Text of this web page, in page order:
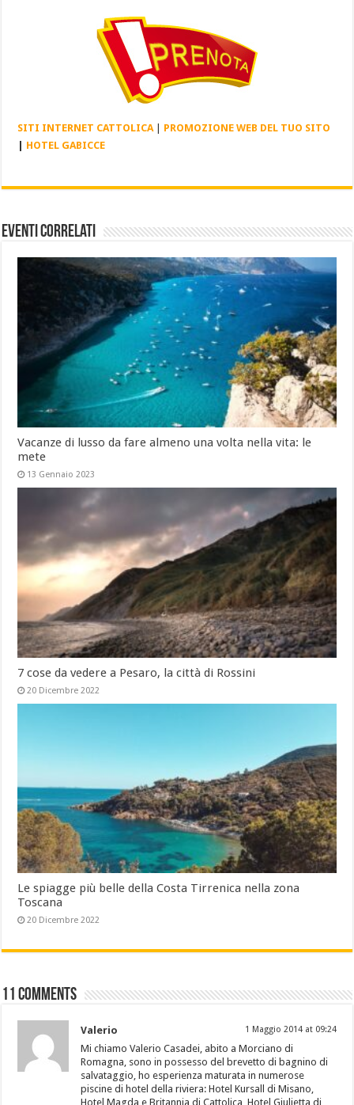
SITI INTERNET CATTOLICA| PROMOZIONE WEB DEL TUO SITO
HOTEL GABICCE
Eventi Correlati
Vacanze di lusso da fare almeno una volta nella vita: le
mete
13 Gennaio 2023
7 cose da vedere a Pesaro, la città di Rossini
20 Dicembre 2022
Le spiagge più belle della Costa Tirrenica nella zona
Toscana
20 Dicembre 2022
11 comments
Valerio 1 Maggio 2014 at 09:24
Mi chiamo Valerio Casadei, abito a Morciano di
Romagna, sono in possesso del brevetto di bagnino di
salvataggio, ho esperienza maturata in numerose
piscine di hotel della riviera: Hotel Kursall di Misano,
Hotel Magda e Britannia di Cattolica, Hotel Giulietta di